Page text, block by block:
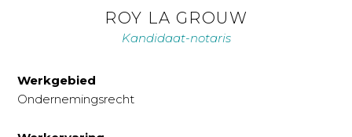
ROY LA GROUW
Kandidaat-notaris
Werkgebied
Ondernemingsrecht